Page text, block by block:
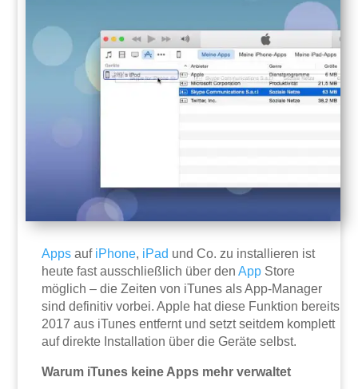
Apps auf iPhone, iPad und Co. zu installieren ist
heute fast ausschließlich über denApp Store
möglich – die Zeiten von iTunes als App-Manager
sind definitiv vorbei. Apple hat diese Funktion bereits
2017 aus iTunes entfernt und setzt seitdem komplett
auf direkte Installation über die Geräte selbst.
Warum iTunes keine Apps mehr verwaltet